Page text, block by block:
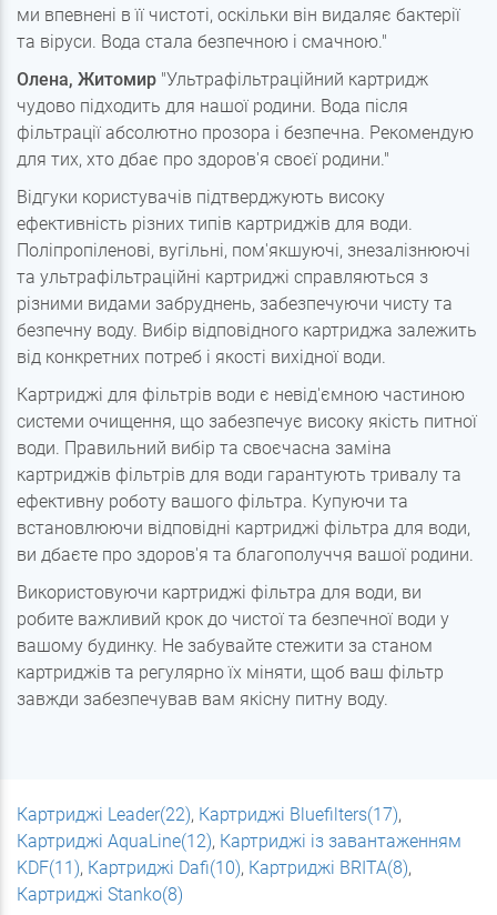
ми впевнені в її чистоті, оскільки він видаляє бактерії
та віруси. Вода стала безпечною і смачною."
Олена, Житомир "Ультрафільтраційний картридж
чудово підходить для нашої родини. Вода після
фільтрації абсолютно прозора і безпечна. Рекомендую
для тих, хто дбає про здоров'я своєї родини."
Відгуки користувачів підтверджують високу
ефективність різних типів картриджів для води.
Поліпропіленові, вугільні, пом'якшуючі, знезалізнюючі
та ультрафільтраційні картриджі справляються з
різними видами забруднень, забезпечуючи чисту та
безпечну воду. Вибір відповідного картриджа залежить
від конкретних потреб і якості вихідної води.
Картриджі для фільтрів води є невід'ємною частиною
системи очищення, що забезпечує високу якість питної
води. Правильний вибір та своєчасна заміна
картриджів фільтрів для води гарантують тривалу та
ефективну роботу вашого фільтра. Купуючи та
встановлюючи відповідні картриджі фільтра для води,
ви дбаєте про здоров'я та благополуччя вашої родини.
Використовуючи картриджі фільтра для води, ви
робите важливий крок до чистої та безпечної води у
вашому будинку. Не забувайте стежити за станом
картриджів та регулярно їх міняти, щоб ваш фільтр
завжди забезпечував вам якісну питну воду.
Картриджі Leader(22), Картриджі Bluefilters(17),
Картриджі AquaLine(12), Картриджі із завантаженням
KDF(11), Картриджі Dafi(10), Картриджі BRITA(8),
Картриджі Stanko(8)